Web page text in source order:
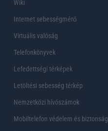
Wiki
Internet sebességmérő
Virtuális valóság
Telefonkönyvek
Lefedettségi térképek
Letöltési sebesség térkép
Nemzetközi hívószámok
Mobiltelefon védelem és biztonság